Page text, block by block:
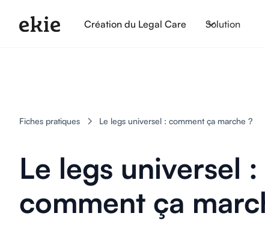
Création du Legal Care Solution
Fiches pratiques Le legs universel : comment ça marche ?
Le legs universel :
comment ça